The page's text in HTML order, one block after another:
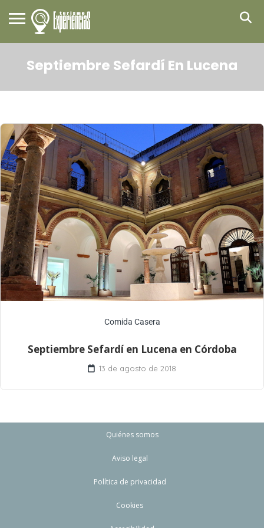
Septiembre Sefardí En Lucena
Comida Casera
Septiembre Sefardí en Lucena en Córdoba
13 de agosto de 2018
Quiénes somos
Aviso legal
Política de privacidad
Cookies